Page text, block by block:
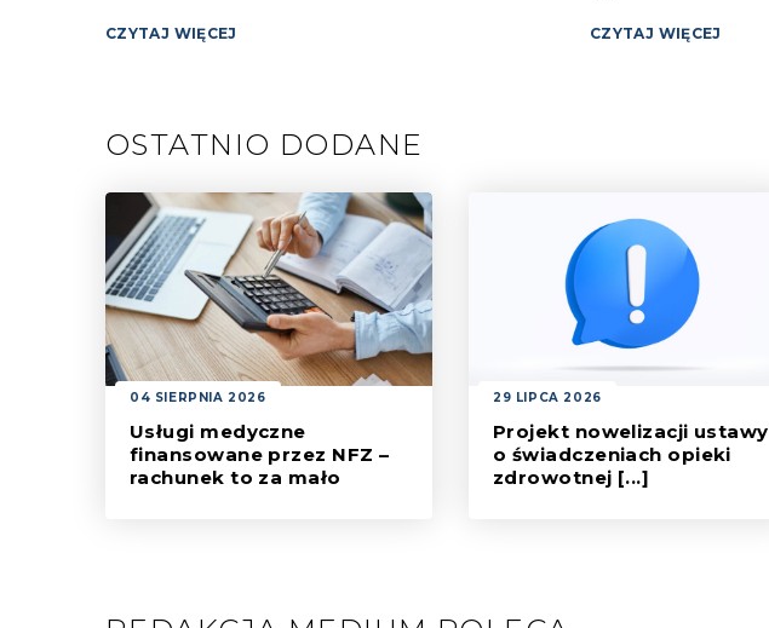
CZYTAJ WIĘCEJ CZYTAJ WIĘCEJ
OSTATNIO DODANE
04 SIERPNIA 2026
Usługi medyczne
finansowane przez NFZ –
rachunek to za mało
29 LIPCA 2026
Projekt nowelizacji ustawy
o świadczeniach opieki
zdrowotnej [...]